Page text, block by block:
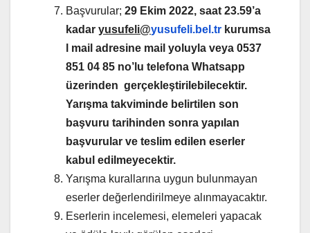
Başvurular; 29 Ekim 2022, saat 23.59’a
kadar yusufeli@yusufeli.bel.tr kurumsa
l mail adresine mail yoluyla veya 0537
851 04 85 no’lu telefona Whatsapp
üzerinden gerçekleştirilebilecektir.
Yarışma takviminde belirtilen son
başvuru tarihinden sonra yapılan
başvurular ve teslim edilen eserler
kabul edilmeyecektir.
Yarışma kurallarına uygun bulunmayan
eserler değerlendirilmeye alınmayacaktır.
Eserlerin incelemesi, elemeleri yapacak